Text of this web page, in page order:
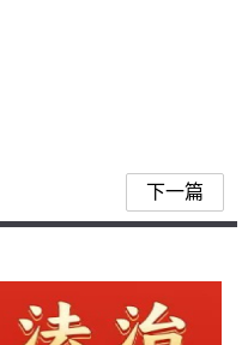
下一篇